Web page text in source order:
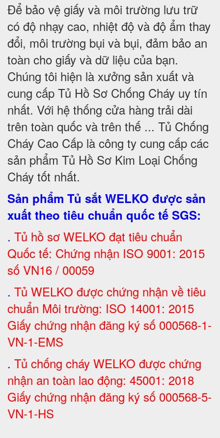
Để bảo vệ giấy và môi trường lưu trữ
có độ nhạy cao, nhiệt độ và độ ẩm thay
đổi, môi trường bụi và bụi, đảm bảo an
toàn cho giấy và dữ liệu của bạn.
Chúng tôi hiện là xưởng sản xuất và
cung cấp Tủ Hồ Sơ Chống Cháy uy tín
nhất. Với hệ thống cửa hàng trải dài
trên toàn quốc và trên thế ... Tủ Chống
Cháy Cao Cấp là công ty cung cấp các
sản phẩm Tủ Hồ Sơ Kim Loại Chống
Cháy tốt nhất.
Sản phẩm Tủ sắt WELKO được sản
xuất theo tiêu chuẩn quốc tế SGS:
. Tủ hồ sơ WELKO đạt tiêu chuẩn
Quốc tế: Chứng nhận ISO 9001: 2015
số VN16 / 00059
. Tủ WELKO được chứng nhận về tiêu
chuẩn Môi trường: ISO 14001: 2015
Giấy chứng nhận đăng ký số 000568-1-
VN-1-EMS
. Tủ chống cháy WELKO được chứng
nhận an toàn lao động: 45001: 2018
Giấy chứng nhận đăng ký số 000568-5-
VN-1-HS